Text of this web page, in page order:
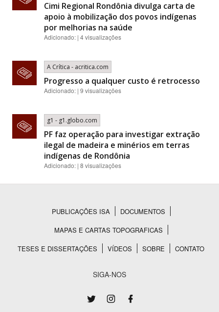
Cimi Regional Rondônia divulga carta de
apoio à mobilização dos povos indígenas
por melhorias na saúde
Adicionado: | 4 visualizações
A Crítica - acritica.com
Progresso a qualquer custo é retrocesso
Adicionado: | 9 visualizações
g1 - g1.globo.com
PF faz operação para investigar extração
ilegal de madeira e minérios em terras
indígenas de Rondônia
Adicionado: | 8 visualizações
Rodapé
PUBLICAÇÕES ISA
DOCUMENTOS
MAPAS E CARTAS TOPOGRAFICAS
TESES E DISSERTAÇÕES
VÍDEOS SOBRE CONTATO
SIGA-NOS